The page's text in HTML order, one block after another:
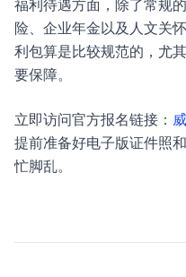
福利待遇方面，除了常规
险、企业年金以及人文关
利包算是比较规范的，尤
要保障。
立即访问官方报名链接：
提前准备好电子版证件照
忙脚乱。